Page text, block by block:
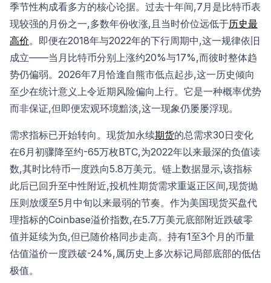
季节性构成看多方的核心论据。过去十年间,7月是比特币表
现较强的月份之一,多数年份收涨,且当时价位远低于历史最
高价。即便在2018年与2022年的下行周期中,这一规律依旧
成立——当月比特币分别上涨约20%与17%,而彼时整体趋
势仍偏弱。2026年7月恰逢自熊市低点起步,这一历史倾向
至少在统计意义上令近期风险偏向上行。它是一种概率优势
而非保证,但即便宏观环境黯淡,这一现象仍屡屡浮现。
需求指标已开始转向。现货加永续期货的总需求30日变化
在6月初骤降至约-65万枚BTC,为2022年以来最深的负值读
数,其时比特币一度跌向5.8万美元。链上数据显示,该指标
此后已回升至中性附近,投机性期货需求重返正区间,现货抛
压则放缓至5月中旬以来最弱的节奏。作为美国现货买盘代
理指标的Coinbase溢价指数,在5.7万美元底部附近跌破零
值并延续为负,但已随价格同步走高。持有1至3个月的币量
估值溢价一度跌破-24%,属历史上多次标记局部底部的低估
极值。